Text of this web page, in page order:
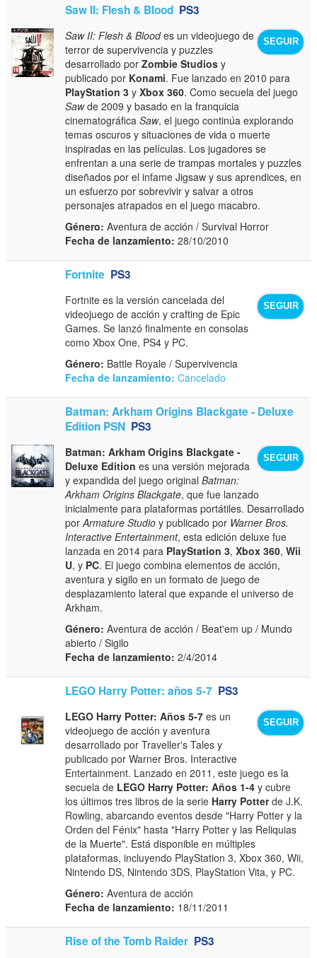
Saw II: Flesh & Blood PS3
SEGUIR
Saw II: Flesh & Bloodes un videojuego de
terror de supervivencia y puzzles
desarrollado porZombie Studios y
publicado por Konami. Fue lanzado en 2010 para
PlayStation 3 yXbox 360. Como secuela del juego
Sawde 2009 y basado en la franquicia
cinematográficaSaw, el juego continúa explorando
temas oscuros y situaciones de vida o muerte
inspiradas en las películas. Los jugadores se
enfrentan a una serie de trampas mortales y puzzles
diseñados por el infame Jigsaw y sus aprendices, en
un esfuerzo por sobrevivir y salvar a otros
personajes atrapados en el juego macabro.
Género: Aventura de acción / Survival Horror
Fecha de lanzamiento: 28/10/2010
Fortnite PS3
SEGUIR
Fortnite es la versión cancelada del
videojuego de acción y crafting de Epic
Games. Se lanzó finalmente en consolas
como Xbox One, PS4 y PC.
Género: Battle Royale / Supervivencia
Fecha de lanzamiento: Cancelado
Batman: Arkham Origins Blackgate - Deluxe
Edition PSN PS3
SEGUIR
Batman: Arkham Origins Blackgate -
Deluxe Edition es una versión mejorada
y expandida del juego originalBatman:
Arkham Origins Blackgate, que fue lanzado
inicialmente para plataformas portátiles. Desarrollado
porArmature Studio y publicado por Warner Bros.
Interactive Entertainment, esta edición deluxe fue
lanzada en 2014 para PlayStation 3,Xbox 360,Wii
U, y PC. El juego combina elementos de acción,
aventura y sigilo en un formato de juego de
desplazamiento lateral que expande el universo de
Arkham.
Género: Aventura de acción / Beat'em up / Mundo
abierto / Sigilo
Fecha de lanzamiento: 2/4/2014
LEGO Harry Potter: años 5-7 PS3
SEGUIR
LEGO Harry Potter: Años 5-7 es un
videojuego de acción y aventura
desarrollado por Traveller's Tales y
publicado por Warner Bros. Interactive
Entertainment. Lanzado en 2011, este juego es la
secuela de LEGO Harry Potter: Años 1-4 y cubre
los últimos tres libros de la serie Harry Potterde J.K.
Rowling, abarcando eventos desde "Harry Potter y la
Orden del Fénix" hasta "Harry Potter y las Reliquias
de la Muerte". Está disponible en múltiples
plataformas, incluyendo PlayStation 3, Xbox 360, Wii,
Nintendo DS, Nintendo 3DS, PlayStation Vita, y PC.
Género: Aventura de acción
Fecha de lanzamiento: 18/11/2011
Rise of the Tomb Raider PS3